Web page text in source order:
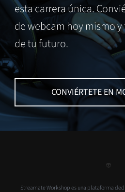
esta carrera única.
de webcam hoy mismo
de tu futuro.
CONVIÉRTETE EN
Streamate Workshop es una plataforma